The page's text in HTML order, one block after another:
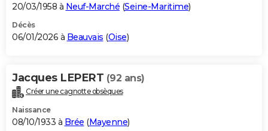
20/03/1958 à Neuf-Marché (Seine-Maritime)
Décès
06/01/2026 à Beauvais (Oise)
Jacques LEPERT (92 ans)
Créer une cagnotte obsèques
Naissance
08/10/1933 à Brée (Mayenne)